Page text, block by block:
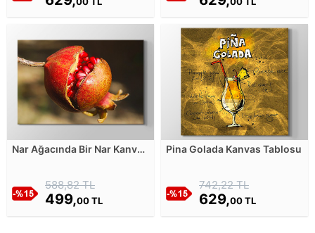
Nar Ağacında Bir Nar Kanvas
588,82 TL
499,00 TL
Pina Golada Kanvas Tablosu
742,22 TL
629,00 TL